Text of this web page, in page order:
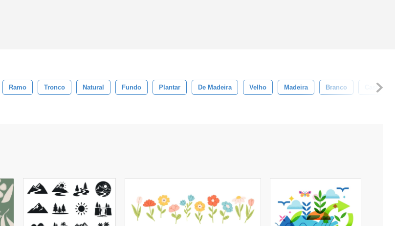
Ramo Tronco Natural Fundo Plantar De Madeira Velho Madeira Branco Castanho